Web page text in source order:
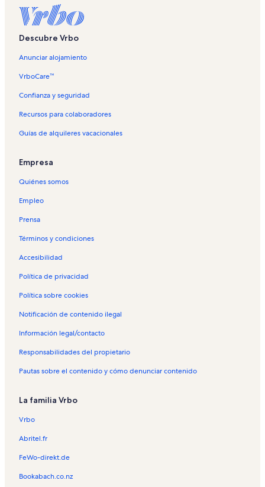
Descubre Vrbo
Anunciar alojamiento
VrboCare™
Confianza y seguridad
Recursos para colaboradores
Guías de alquileres vacacionales
Empresa
Quiénes somos
Empleo
Prensa
Términos y condiciones
Accesibilidad
Política de privacidad
Política sobre cookies
Notificación de contenido ilegal
Información legal/contacto
Responsabilidades del propietario
Pautas sobre el contenido y cómo denunciar contenido
La familia Vrbo
Vrbo
Abritel.fr
FeWo-direkt.de
Bookabach.co.nz